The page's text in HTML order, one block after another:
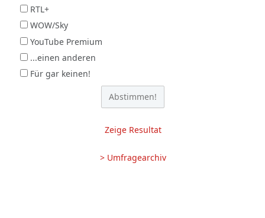
RTL+
WOW/Sky
YouTube Premium
...einen anderen
Für gar keinen!
Zeige Resultat
> Umfragearchiv